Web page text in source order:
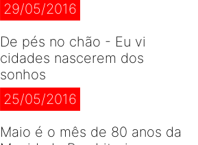
29/05/2016
De pés no chão - Eu vi
cidades nascerem dos
sonhos
25/05/2016
Maio é o mês de 80 anos da